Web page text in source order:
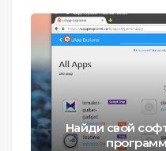
Найди свой